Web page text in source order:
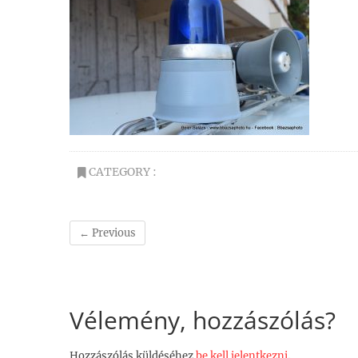
CATEGORY :
← Previous
Vélemény, hozzászólás?